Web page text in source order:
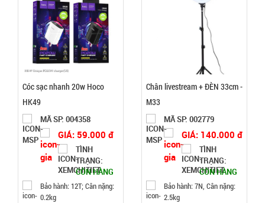
đen Buck
Mã T65S
SP:
002796
GIÁ:
Cóc sạc nhanh 20w Hoco
HK49
MÃ SP: 004358
GIÁ: 59.000 đ
TÌNH
TRẠNG:
CÒN HÀNG
Bảo hành: 12T; Cân nặng:
0.2kg
Chân livestream + ĐÈN 33cm -
M33
MÃ SP: 002779
GIÁ: 140.000 đ
TÌNH
TRẠNG:
CÒN HÀNG
Bảo hành: 7N, Cân nặng:
2.5kg